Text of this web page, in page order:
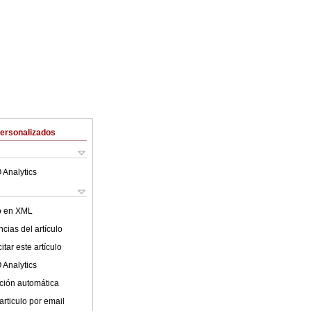
Analytics
en XML
del artículo
este artículo
Analytics
automática
por email